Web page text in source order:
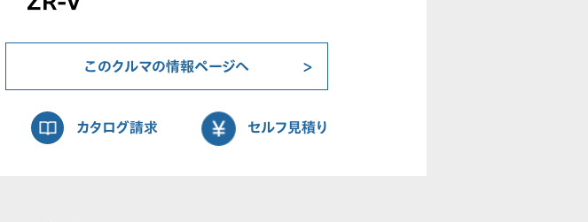
このクルマの情報ページへ
カタログ請求 セルフ見積り